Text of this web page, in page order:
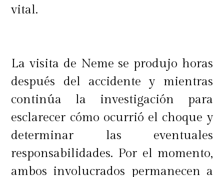
vital.
La visita de Neme se produjo horas
después del accidente y mientras
continúa la investigación para
esclarecer cómo ocurrió el choque y
determinar las eventuales
responsabilidades. Por el momento,
ambos involucrados permanecen a